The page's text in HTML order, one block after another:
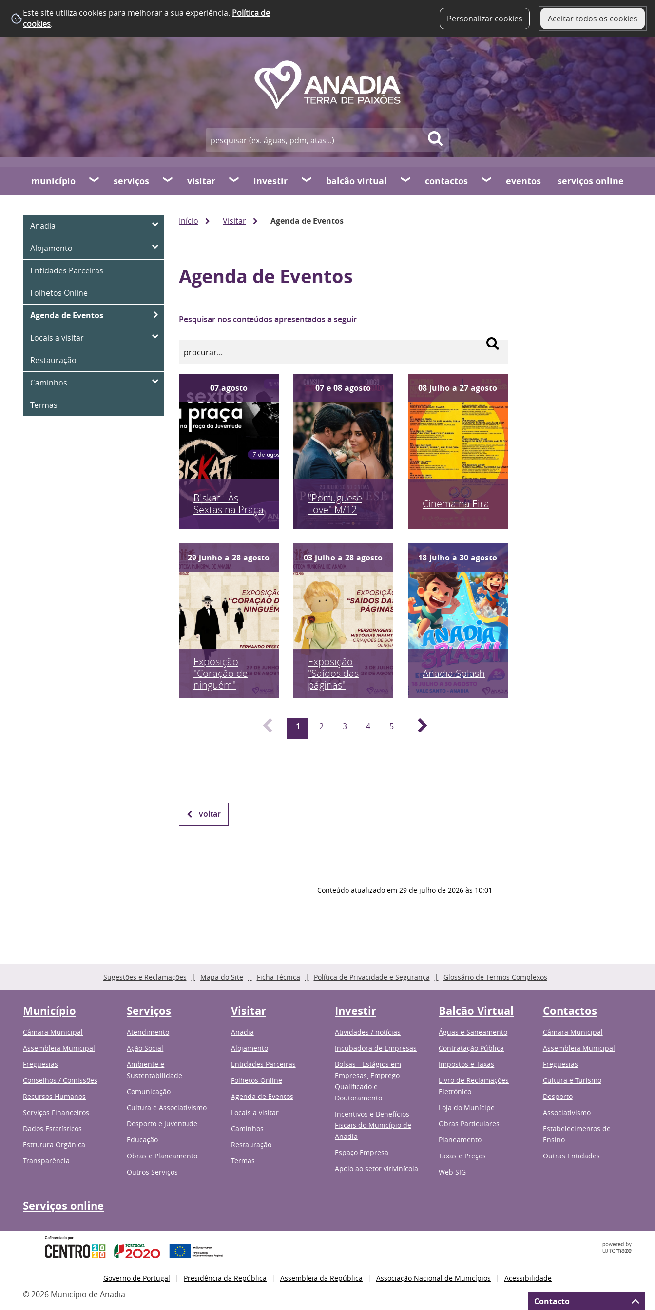
Este site utiliza cookies para melhorar a sua experiência. Política de
cookies. Personalizar cookies Aceitar todos os cookies
município serviços visitar investir balcão virtual contactos eventos serviços online
Anadia
Alojamento
Entidades Parceiras
Folhetos Online
Agenda de Eventos
Locais a visitar
Restauração
Caminhos
Termas
Início Visitar Agenda de Eventos
Agenda de Eventos
Pesquisar nos conteúdos apresentados a seguir
07 agosto
B!skat - Às
Sextas na Praça
07 e 08 agosto
"Portuguese
Love" M/12
08 julho a 27 agosto
Cinema na Eira
29 junho a 28 agosto
Exposição
"Coração de
ninguém"
03 julho a 28 agosto
Exposição
"Saídos das
páginas"
18 julho a 30 agosto
Anadia Splash
1 2 3 4 5
voltar
Conteúdo atualizado em 29 de julho de 2026 às 10:01
Sugestões e Reclamações Mapa do Site Ficha Técnica Política de Privacidade e Segurança Glossário de Termos Complexos
Município
Câmara Municipal
Assembleia Municipal
Freguesias
Conselhos / Comissões
Recursos Humanos
Serviços Financeiros
Dados Estatísticos
Estrutura Orgânica
Transparência
Serviços
Atendimento
Ação Social
Ambiente e
Sustentabilidade
Comunicação
Cultura e Associativismo
Desporto e Juventude
Educação
Obras e Planeamento
Outros Serviços
Visitar
Anadia
Alojamento
Entidades Parceiras
Folhetos Online
Agenda de Eventos
Locais a visitar
Caminhos
Restauração
Termas
Investir
Atividades / notícias
Incubadora de Empresas
Bolsas - Estágios em
Empresas, Emprego
Qualificado e
Doutoramento
Incentivos e Benefícios
Fiscais do Município de
Anadia
Espaço Empresa
Apoio ao setor vitivinícola
Balcão Virtual
Águas e Saneamento
Contratação Pública
Impostos e Taxas
Livro de Reclamações
Eletrónico
Loja do Munícipe
Obras Particulares
Planeamento
Taxas e Preços
Web SIG
Contactos
Câmara Municipal
Assembleia Municipal
Freguesias
Cultura e Turismo
Desporto
Associativismo
Estabelecimentos de
Ensino
Outras Entidades
Serviços online
Governo de Portugal Presidência da República Assembleia da República Associação Nacional de Municípios Acessibilidade
© 2026 Município de Anadia
Contacto